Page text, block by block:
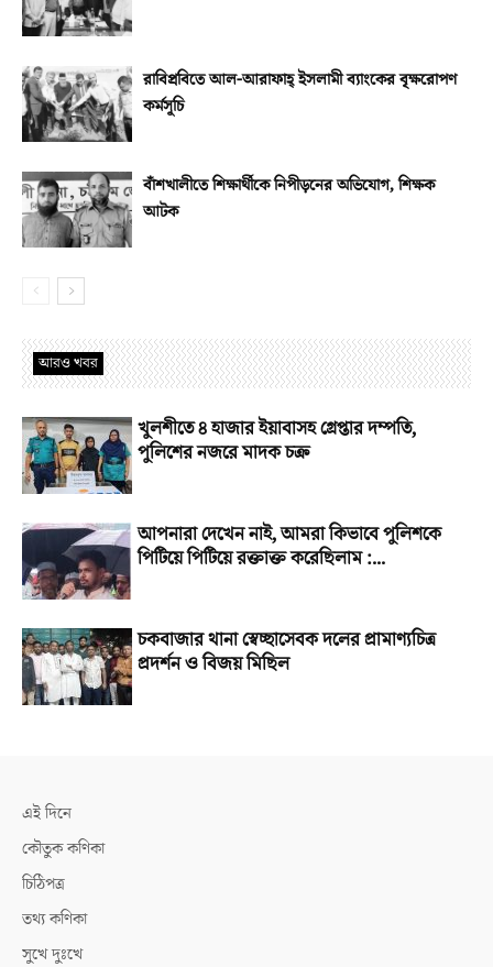
রাবিপ্রবিতে আল-আরাফাহ্‌ ইসলামী ব্যাংকের বৃক্ষরোপণ
কর্মসূচি
বাঁশখালীতে শিক্ষার্থীকে নিপীড়নের অভিযোগ, শিক্ষক
আটক
আরও খবর
খুলশীতে ৪ হাজার ইয়াবাসহ গ্রেপ্তার দম্পতি,
পুলিশের নজরে মাদক চক্র
আপনারা দেখেন নাই, আমরা কিভাবে পুলিশকে
পিটিয়ে পিটিয়ে রক্তাক্ত করেছিলাম :...
চকবাজার থানা স্বেচ্ছাসেবক দলের প্রামাণ্যচিত্র
প্রদর্শন ও বিজয় মিছিল
এই দিনে
কৌতুক কণিকা
চিঠিপত্র
তথ্য কণিকা
সুখে দুঃখে